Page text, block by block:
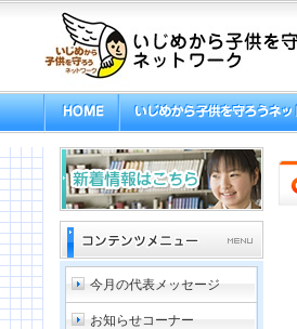
今月の代表メッセージ
お知らせコーナー